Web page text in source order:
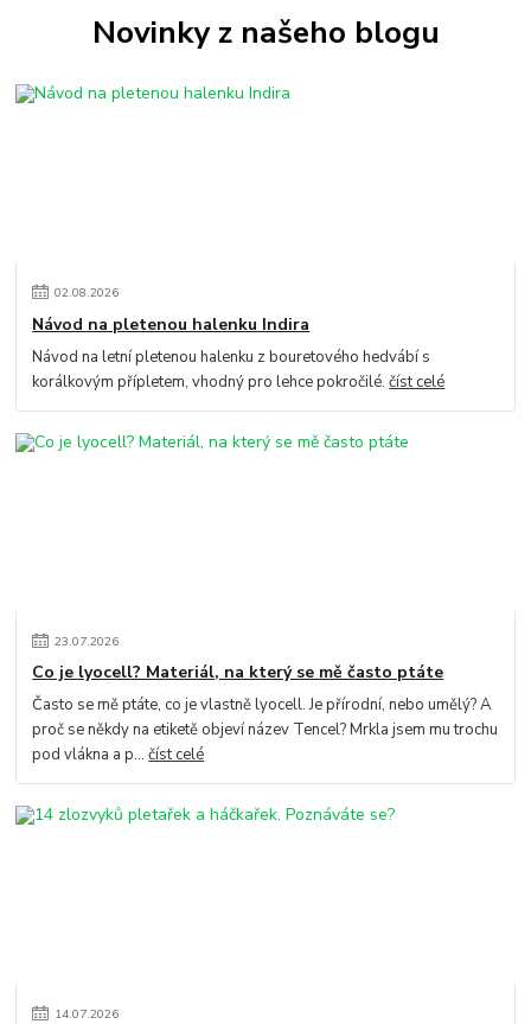
Novinky z našeho blogu
02.08.2026
Návod na pletenou halenku Indira
Návod na letní pletenou halenku z bouretového hedvábí s
korálkovým přípletem, vhodný pro lehce pokročilé.číst celé
23.07.2026
Co je lyocell? Materiál, na který se mě často ptáte
Často se mě ptáte, co je vlastně lyocell. Je přírodní, nebo umělý? A
proč se někdy na etiketě objeví název Tencel? Mrkla jsem mu trochu
pod vlákna a p...číst celé
14.07.2026